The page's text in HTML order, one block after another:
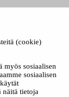
(cookie)
myös sosiaalisen
sosiaalisen
näitä tietoja
joka
etumatkaa ja